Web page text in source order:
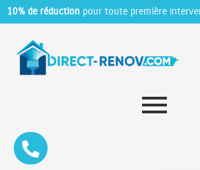
10% de réduction pour toute première